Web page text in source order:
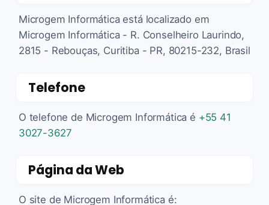
Microgem Informática está localizado em
Microgem Informática - R. Conselheiro Laurindo,
2815 - Rebouças, Curitiba - PR, 80215-232, Brasil
Telefone
O telefone de Microgem Informática é +55 41
3027-3627
Página da Web
O site de Microgem Informática é: